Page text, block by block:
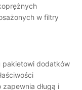
w filtry
pakietowi dodatków
długą i